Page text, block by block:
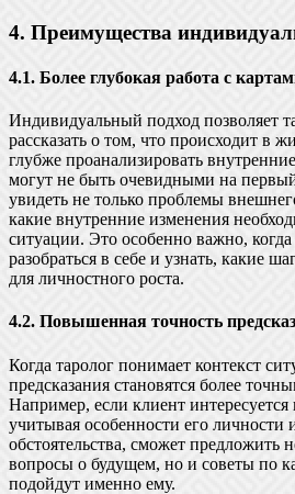
4. Преимущества
4.1. Более глубокая работа с
Индивидуальный подход позволяет
рассказать о том, что происходит в
глубже проанализировать
могут не быть очевидными на
увидеть не только проблемы
какие внутренние изменения
ситуации. Это особенно важно, когда
разобраться в себе и узнать, какие
для личностного роста.
4.2. Повышенная точность
Когда таролог понимает контекст
предсказания становятся более
Например, если клиент интересуется
учитывая особенности его личности
обстоятельства, сможет предложить
вопросы о будущем, но и советы по
подойдут именно ему.